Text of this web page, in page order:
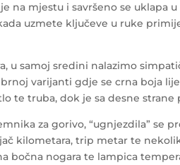
na mjestu i savršeno se
uzmete ključeve u ruke
u samoj sredini nalazimo
varijanti gdje se crna boja
te truba, dok je sa desne
za gorivo, “ugnjezdila”
kilometara, trip metar te
bočna nogara te lampica